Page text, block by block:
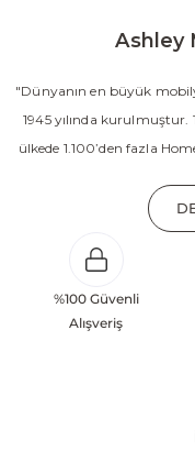
Ashley
"Dünyanın en büyük
1945 yılında
ülkede 1.100’den fazla
yatak odası, oturma
aksesuarları dahil olmak
koleksiyon sunmaktadır.
mobilyaları ve
geliştiren Ashley, güçlü
başarılarına değil,
odaklanarak sürekli
Türkiye’deki yatırımları
%100 Güvenli
Alışveriş